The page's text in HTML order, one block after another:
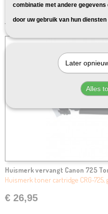
Huismerk vervangt Canon 725
Huismerk toner cartridge CRG-725,
€ 26,95
combinatie met andere
door uw gebruik van hun
Later
Alles